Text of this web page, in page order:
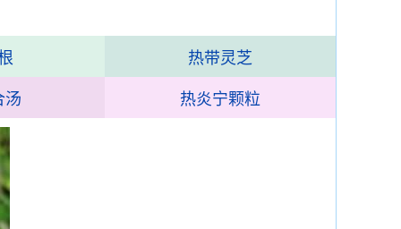
热带灵芝
汤 热炎宁颗粒